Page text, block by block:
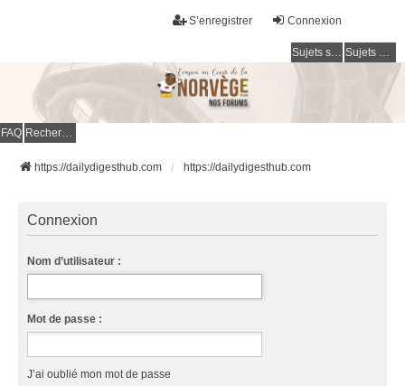
Connexion
S’enregistrer
Sujets sans réponse Sujets actifs
FAQ Rechercher
https://dailydigesthub.com https://dailydigesthub.com
Connexion
Nom d’utilisateur :
Mot de passe :
J’ai oublié mon mot de passe